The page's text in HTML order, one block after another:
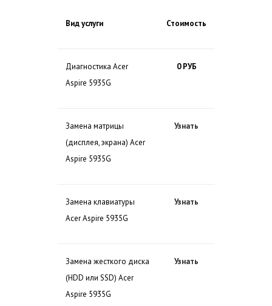
Вид услуги Стоимость
Диагностика Acer
Aspire 5935G
0 РУБ
Замена матрицы
(дисплея, экрана) Acer
Aspire 5935G
Узнать
Замена клавиатуры
Acer Aspire 5935G
Узнать
Замена жесткого диска
(HDD или SSD) Acer
Aspire 5935G
Узнать